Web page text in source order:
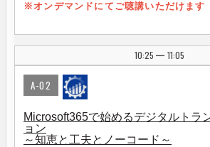
※オンデマンドにてご聴講いただけます
10:25 | 11:05
A-02
Microsoft365で始めるデジタルトラ
ョン
～知恵と工夫とノーコード～